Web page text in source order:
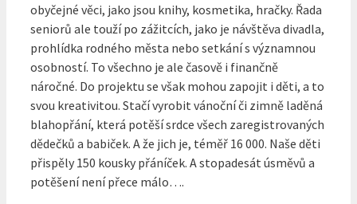
obyčejné věci, jako jsou knihy, kosmetika, hračky. Řada
seniorů ale touží po zážitcích, jako je návštěva divadla,
prohlídka rodného města nebo setkání s významnou
osobností. To všechno je ale časově i finančně
náročné. Do projektu se však mohou zapojit i děti, a to
svou kreativitou. Stačí vyrobit vánoční či zimně laděná
blahopřání, která potěší srdce všech zaregistrovaných
dědečků a babiček. A že jich je, téměř 16 000. Naše děti
přispěly 150 kousky přáníček. A stopadesát úsměvů a
potěšení není přece málo….